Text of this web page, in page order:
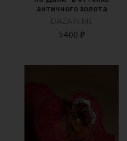
античного золота
DAZAIN.ME
5400 ₽